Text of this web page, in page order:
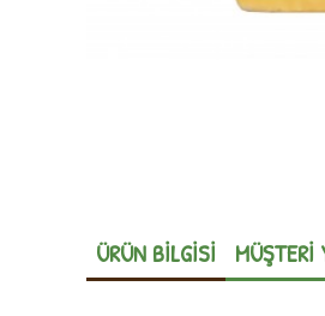
ÜRÜN BILGISI MÜŞTERI